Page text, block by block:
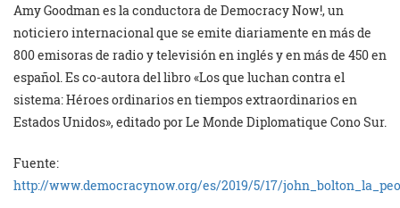
Amy Goodman es la conductora de Democracy Now!, un
noticiero internacional que se emite diariamente en más de
800 emisoras de radio y televisión en inglés y en más de 450 en
español. Es co-autora del libro «Los que luchan contra el
sistema: Héroes ordinarios en tiempos extraordinarios en
Estados Unidos», editado por Le Monde Diplomatique Cono Sur.
Fuente:
http://www.democracynow.org/es/2019/5/17/